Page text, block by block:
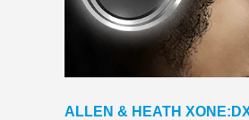
ALLEN & HEATH